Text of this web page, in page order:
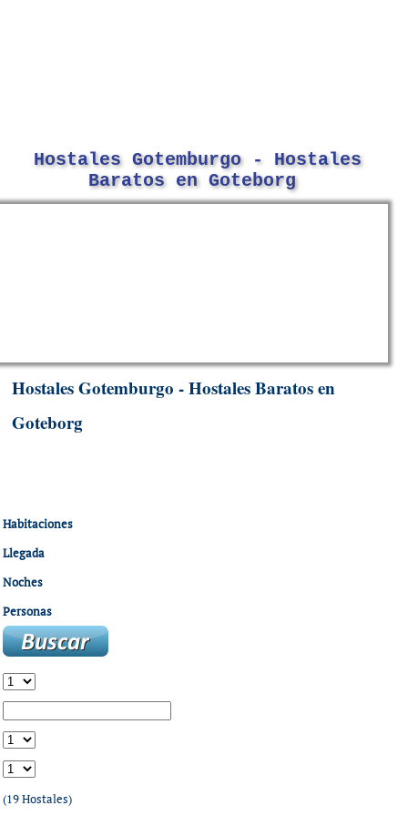
Hostales Gotemburgo - Hostales
Baratos en Goteborg
Hostales Gotemburgo - Hostales Baratos en
Goteborg
Habitaciones
Llegada
Noches
Personas
(19 Hostales)